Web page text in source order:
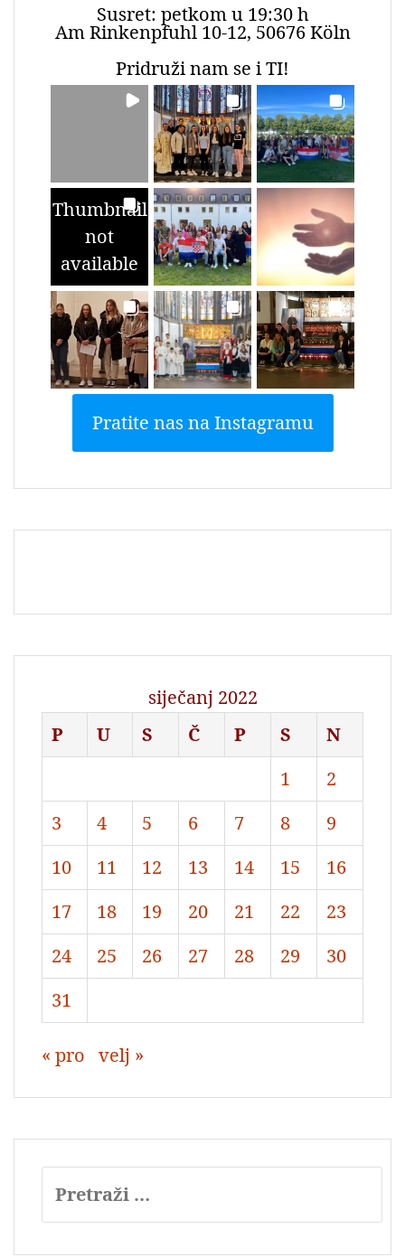
Susret: petkom u 19:30 h
Am Rinkenpfuhl 10-12, 50676 Köln
Pridruži nam se i TI!
Thumbnail
not
available
Pratite nas na Instagramu
siječanj 2022
P
U S Č P S
N
1
2
3
4 5 6 7 8
9
10
11 12 13 14 15
16
17
18 19 20 21 22
23
24
25 26 27 28 29
30
31
« pro velj »